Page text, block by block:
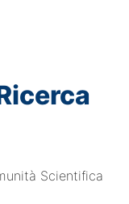
Scientifica